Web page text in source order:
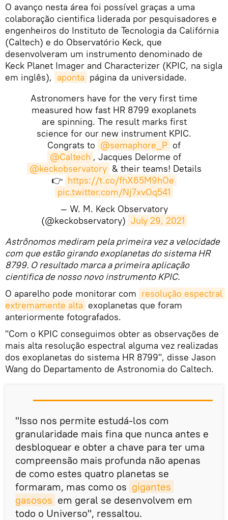
O avanço nesta área foi possível graças a uma
colaboração cientifica liderada por pesquisadores e
engenheiros do Instituto de Tecnologia da Califórnia
(Caltech) e do Observatório Keck, que
desenvolveram um instrumento denominado de
Keck Planet Imager and Characterizer (KPIC, na sigla
em inglês), aponta página da universidade.
Astronomers have for the very first time
measured how fast HR 8799 exoplanets
are spinning. The result marks first
science for our new instrument KPIC.
Congrats to @semaphore_P of
@Caltech , Jacques Delorme of
@keckobservatory & their teams! Details
👉 https://t.co/fhX65M9hOe
pic.twitter.com/Nj7xvOq541
— W. M. Keck Observatory
(@keckobservatory) July 29, 2021
​Astrônomos mediram pela primeira vez a velocidade
com que estão girando exoplanetas do sistema HR
8799. O resultado marca a primeira aplicação
cientifica de nosso novo instrumento KPIC.
O aparelho pode monitorar com resolução espectral
extremamente alta exoplanetas que foram
anteriormente fotografados.
"Com o KPIC conseguimos obter as observações de
mais alta resolução espectral alguma vez realizadas
dos exoplanetas do sistema HR 8799", disse Jason
Wang do Departamento de Astronomia do Caltech.
"Isso nos permite estudá-los com
granularidade mais fina que nunca antes e
desbloquear e obter a chave para ter uma
compreensão mais profunda não apenas
de como estes quatro planetas se
formaram, mas como os gigantes
gasosos em geral se desenvolvem em
todo o Universo", ressaltou.